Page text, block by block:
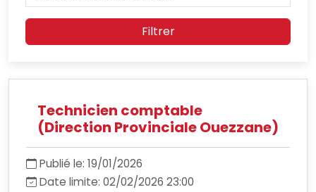
Filtrer
Technicien comptable
(Direction Provinciale Ouezzane)
Publié le: 19/01/2026
Date limite: 02/02/2026 23:00